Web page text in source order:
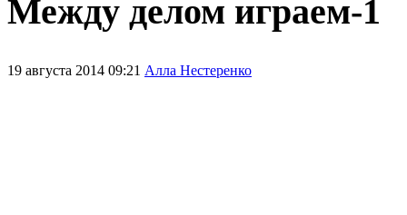
Между делом играем-1
19 августа 2014 09:21 Алла Нестеренко